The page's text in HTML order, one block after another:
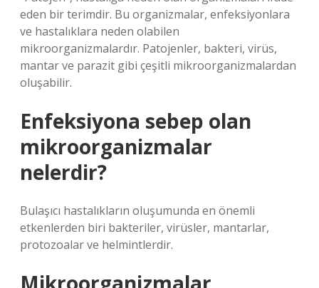
eden bir terimdir. Bu organizmalar, enfeksiyonlara
ve hastalıklara neden olabilen
mikroorganizmalardır. Patojenler, bakteri, virüs,
mantar ve parazit gibi çeşitli mikroorganizmalardan
oluşabilir.
Enfeksiyona sebep olan
mikroorganizmalar
nelerdir?
Bulaşıcı hastalıkların oluşumunda en önemli
etkenlerden biri bakteriler, virüsler, mantarlar,
protozoalar ve helmintlerdir.